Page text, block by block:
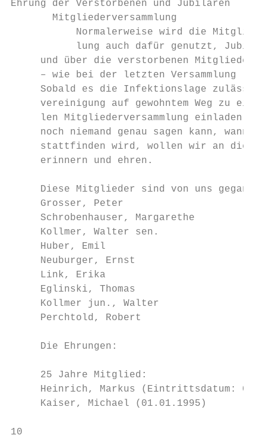
Ehrung der Verstorbenen und Jubilaren
       Mitgliederversammlung
Normalerweise wird die
lung auch dafür genutzt,
und über die verstorbenen Mitglieder
– wie bei der letzten Versammlung
Sobald es die Infektionslage
vereinigung auf gewohntem Weg zu
len Mitgliederversammlung einladen.
noch niemand genau sagen kann, wann
stattfinden wird, wollen wir an
erinnern und ehren.
Diese Mitglieder sind von uns
Grosser, Peter
Schrobenhauser, Margarethe
     Kollmer, Walter sen.
Huber, Emil
Neuburger, Ernst
Link, Erika
     Eglinski, Thomas
Kollmer jun., Walter
Perchtold, Robert
Die Ehrungen:
25 Jahre Mitglied:
Heinrich, Markus (Eintrittsdatum:
Kaiser, Michael (01.01.1995)
10